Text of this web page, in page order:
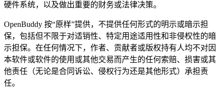
硬件系统，以及做出重要的财务或法律决策。
OpenBuddy 按“原样”提供，不提供任何形式的明示或暗示担
保，包括但不限于对适销性、特定用途适用性和非侵权性的暗
示担保。在任何情况下，作者、贡献者或版权持有人均不对因
本软件或软件的使用或其他交易而产生的任何索赔、损害或其
他责任（无论是合同诉讼、侵权行为还是其他形式）承担责
任。